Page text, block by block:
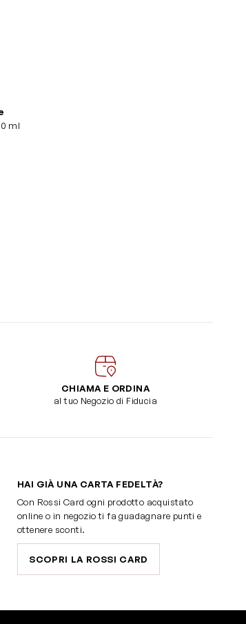
ml
CHIAMA E ORDINA
al tuo Negozio di Fiducia
HAI GIÀ UNA CARTA FEDELTÀ?
Con Rossi Card ogni prodotto acquistato
online o in negozio ti fa guadagnare punti e
ottenere sconti.
SCOPRI LA ROSSI CARD